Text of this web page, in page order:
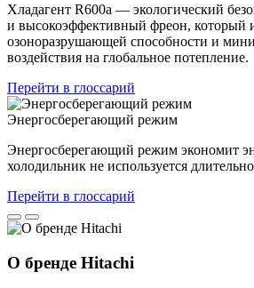
Хладагент R600a — экологический
и высокоэффективный фреон, который
озоноразрушающей способности и
воздействия на глобальное потепление.
Перейти в глоссарий
Энергосберегающий режим
Энергосберегающий режим экономит
холодильник не используется
Перейти в глоссарий
О бренде Hitachi